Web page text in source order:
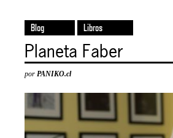
Blog Libros
Planeta Faber
porPANIKO.cl